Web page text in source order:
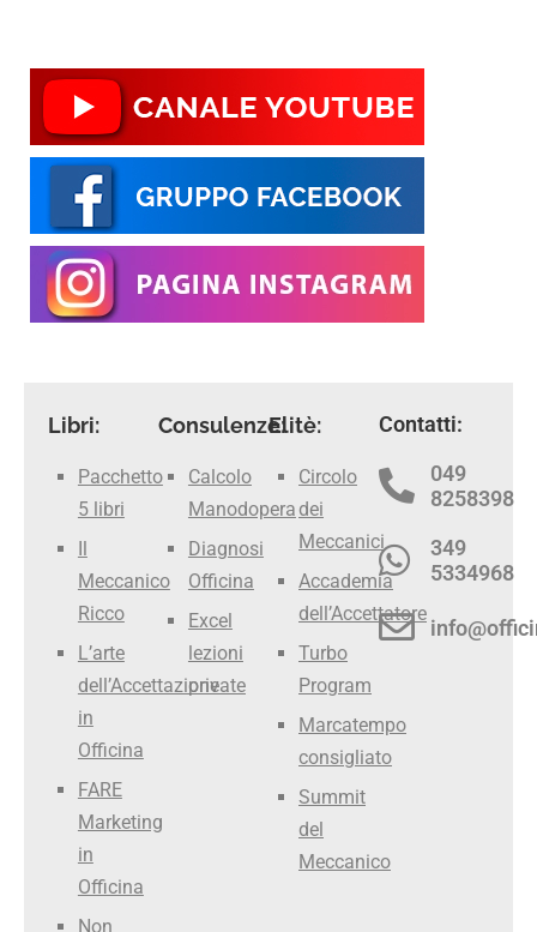
Libri:
Pacchetto
5 libri
Meccanico
Ricco
L’arte
dell’Accettazione
in
Officina
FARE
Marketing
in
Officina
Non
Consulenze:
Calcolo
Manodopera
Diagnosi
Officina
Excel
lezioni
private
Elitè:
Circolo
dei
Meccanici
Accademia
dell’Accettatore
Turbo
Program
Marcatempo
consigliato
Summit
del
Meccanico
Contatti:
049
8258398
349
5334968